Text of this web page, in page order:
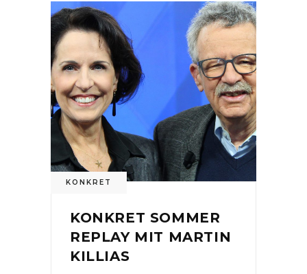
KONKRET
KONKRET SOMMER
REPLAY MIT MARTIN
KILLIAS